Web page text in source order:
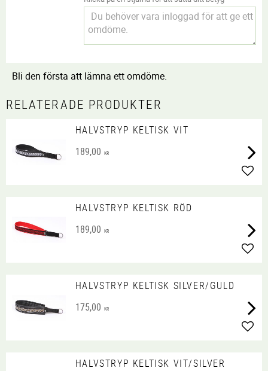
Bli den första att lämna ett omdöme.
RELATERADE PRODUKTER
HALVSTRYP KELTISK VIT
189,00 KR
HALVSTRYP KELTISK RÖD
189,00 KR
HALVSTRYP KELTISK SILVER/GULD
175,00 KR
HALVSTRYP KELTISK VIT/SILVER